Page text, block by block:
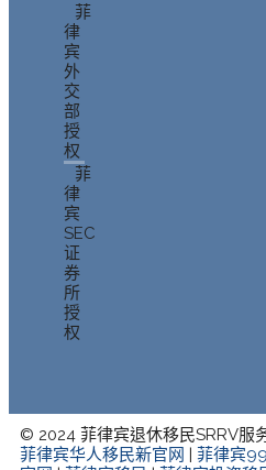
菲
律
宾
外
交
部
授
权
菲
律
宾
SEC
证
券
所
授
权
© 2024 菲律宾退休移民SRRV服
菲律宾华人移民新官网 | 菲律宾